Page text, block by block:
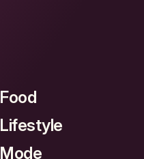
Food
Lifestyle
Mode